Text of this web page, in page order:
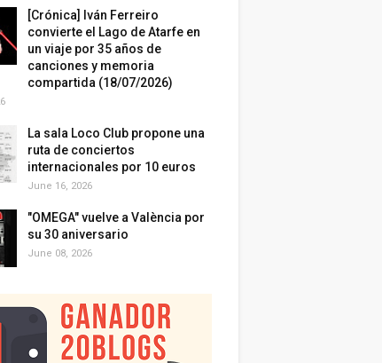
[Crónica] Iván Ferreiro
convierte el Lago de Atarfe en
un viaje por 35 años de
canciones y memoria
compartida (18/07/2026)
La sala Loco Club propone una
ruta de conciertos
internacionales por 10 euros
June 16, 2026
"OMEGA" vuelve a València por
su 30 aniversario
June 08, 2026